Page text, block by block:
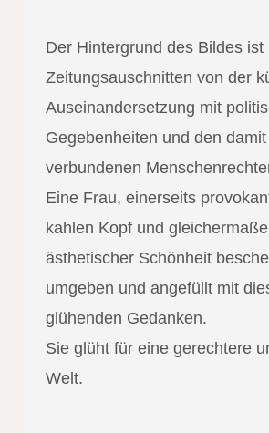
Der Hintergrund des Bildes ist
Zeitungsauschnitten von der
Auseinandersetzung mit
Gegebenheiten und den damit
verbundenen
Eine Frau, einerseits
kahlen Kopf und
ästhetischer Schönheit
umgeben und angefüllt mit
glühenden Gedanken.
Sie glüht für eine gerechtere
Welt.